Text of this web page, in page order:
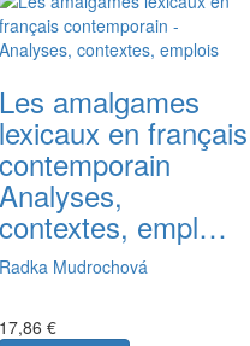
Les amalgames
lexicaux en français
contemporain
Analyses,
contextes, empl…
Radka Mudrochová
17,86 €